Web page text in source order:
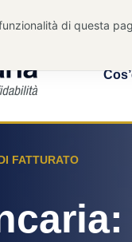
FATTURATO